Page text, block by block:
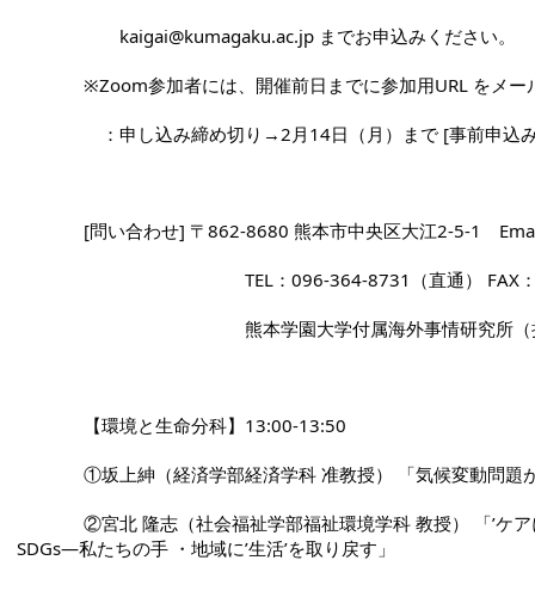
              　　kaigai@kumagaku.ac.jp までお申込みください。
※Zoom参加者には、開催前日までに参加用URL を
　：申し込み締め切り→2月14日（月）まで [事前申込
[問い合わせ] 〒862-8680 熊本市中央区大江2-
　　　　　　　　　TEL：096-364-8731（直通
　　　　　　　　　熊本学園大学付属海外事情研
              【環境と生命分科】13:00-13:50
①坂上紳（経済学部経済学科 准教授） 「気候変
SDGs―私たちの手 ・地域に’生活’を取り戻す」